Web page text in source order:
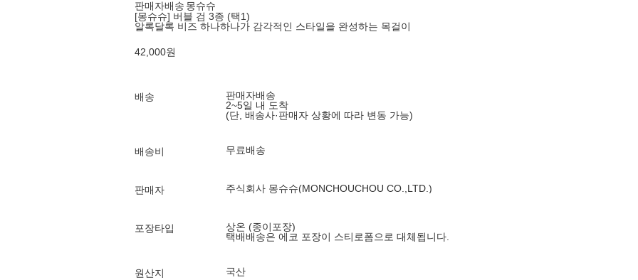
판매자배송 몽슈슈
[몽슈슈] 버블 검 3종 (택1)
알록달록 비즈 하나하나가 감각적인 스타일을 완성하는 목걸이
42,000원
배송
판매자배송
2~5일 내 도착
(단, 배송사·판매자 상황에 따라 변동 가능)
배송비 무료배송
판매자 주식회사 몽슈슈(MONCHOUCHOU CO.,LTD.)
포장타입
상온 (종이포장)
택배배송은 에코 포장이 스티로폼으로 대체됩니다.
원산지 국산